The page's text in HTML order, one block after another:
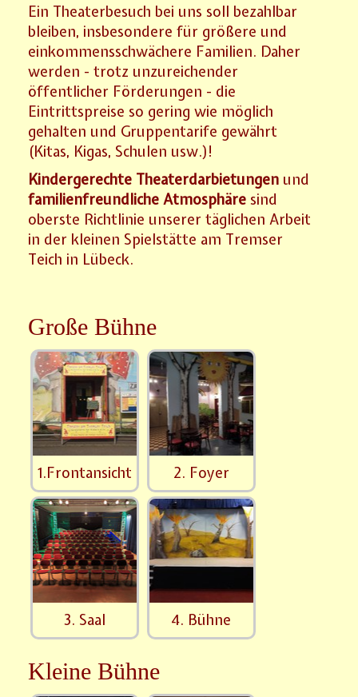
Ein Theaterbesuch bei uns soll bezahlbar
bleiben, insbesondere für größere und
einkommensschwächere Familien. Daher
werden - trotz unzureichender
öffentlicher Förderungen - die
Eintrittspreise so gering wie möglich
gehalten und Gruppentarife gewährt
(Kitas, Kigas, Schulen usw.)!
Kindergerechte Theaterdarbietungen und
familienfreundliche Atmosphäre sind
oberste Richtlinie unserer täglichen Arbeit
in der kleinen Spielstätte am Tremser
Teich in Lübeck.
Große Bühne
1.Frontansicht 2. Foyer
3. Saal 4. Bühne
Kleine Bühne